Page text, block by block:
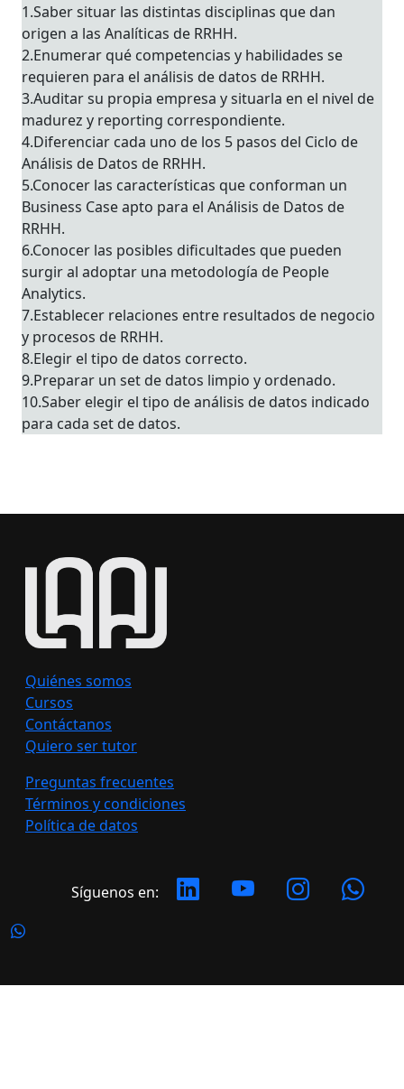
1.Saber situar las distintas disciplinas que dan
origen a las Analíticas de RRHH.
2.Enumerar qué competencias y habilidades se
requieren para el análisis de datos de RRHH.
3.Auditar su propia empresa y situarla en el nivel de
madurez y reporting correspondiente.
4.Diferenciar cada uno de los 5 pasos del Ciclo de
Análisis de Datos de RRHH.
5.Conocer las características que conforman un
Business Case apto para el Análisis de Datos de
RRHH.
6.Conocer las posibles dificultades que pueden
surgir al adoptar una metodología de People
Analytics.
7.Establecer relaciones entre resultados de negocio
y procesos de RRHH.
8.Elegir el tipo de datos correcto.
9.Preparar un set de datos limpio y ordenado.
10.Saber elegir el tipo de análisis de datos indicado
para cada set de datos.
Quiénes somos
Cursos
Contáctanos
Quiero ser tutor
Preguntas frecuentes
Términos y condiciones
Política de datos
Síguenos en: